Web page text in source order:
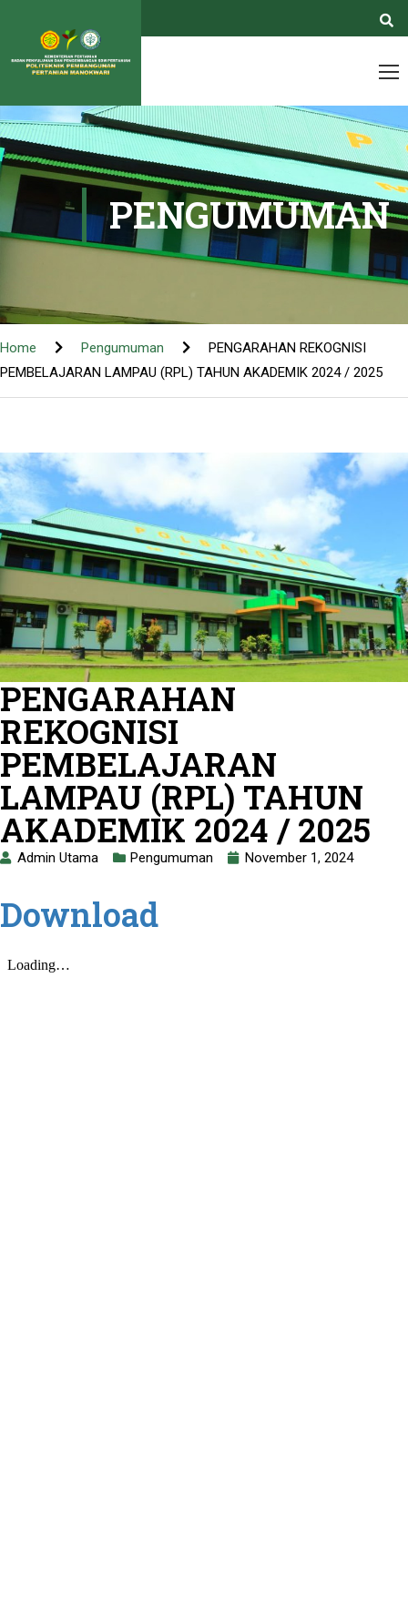
PENGUMUMAN
Home Pengumuman
PENGARAHAN REKOGNISI
PEMBELAJARAN LAMPAU (RPL) TAHUN AKADEMIK 2024 / 2025
PENGARAHAN
REKOGNISI
PEMBELAJARAN
LAMPAU (RPL) TAHUN
AKADEMIK 2024 / 2025
Admin Utama Pengumuman November 1, 2024
Download